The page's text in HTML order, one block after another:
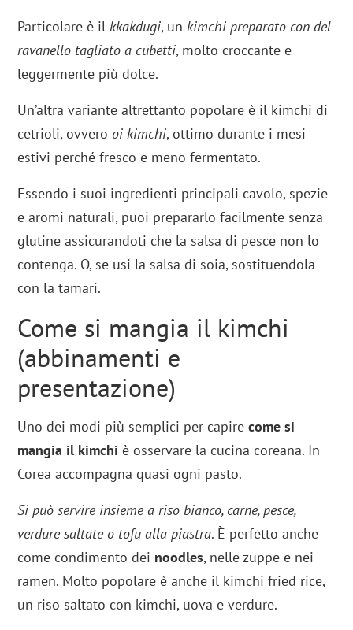
Particolare è ilkkakdugi, unkimchi preparato con del
ravanello tagliato a cubetti, molto croccante e
leggermente più dolce.
Un’altra variante altrettanto popolare è il kimchi di
cetrioli, ovvero oi kimchi, ottimo durante i mesi
estivi perché fresco e meno fermentato.
Essendo i suoi ingredienti principali cavolo, spezie
e aromi naturali, puoi prepararlo facilmente senza
glutine assicurandoti che la salsa di pesce non lo
contenga. O, se usi la salsa di soia, sostituendola
con la tamari.
Come si mangia il kimchi
(abbinamenti e
presentazione)
Uno dei modi più semplici per capirecome si
mangia il kimchi è osservare la cucina coreana. In
Corea accompagna quasi ogni pasto.
Si può servire insieme a riso bianco, carne, pesce,
verdure saltate o tofu alla piastra. È perfetto anche
come condimento dei noodles, nelle zuppe e nei
ramen. Molto popolare è anche il kimchi fried rice,
un riso saltato con kimchi, uova e verdure.